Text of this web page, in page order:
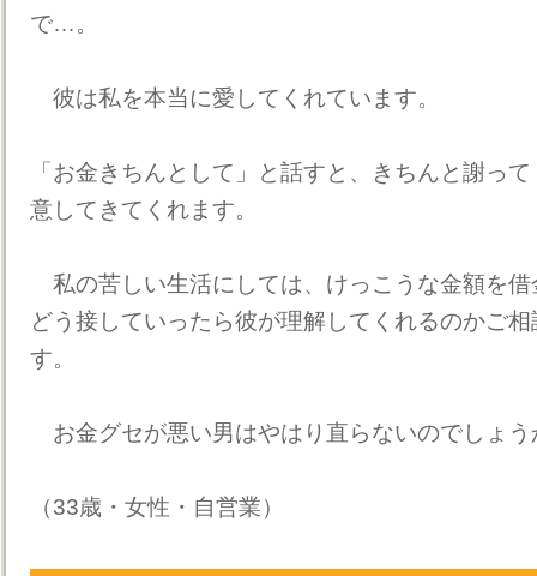
で…。
彼は私を本当に愛してくれています。
「お金きちんとして」と話すと、きちんと謝っ
意してきてくれます。
私の苦しい生活にしては、けっこうな金額を
どう接していったら彼が理解してくれるのかご
す。
お金グセが悪い男はやはり直らないのでしょう
（33歳・女性・自営業）